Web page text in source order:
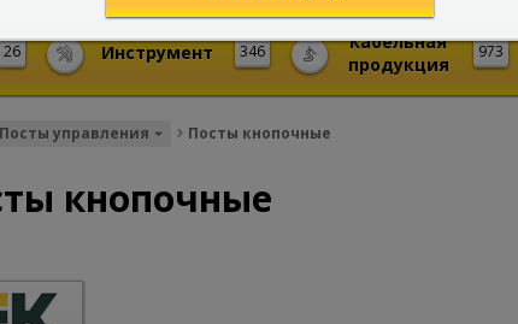
26 346
Инструмент 973
Кабельная
продукция
Посты управления Посты кнопочные
кнопочные